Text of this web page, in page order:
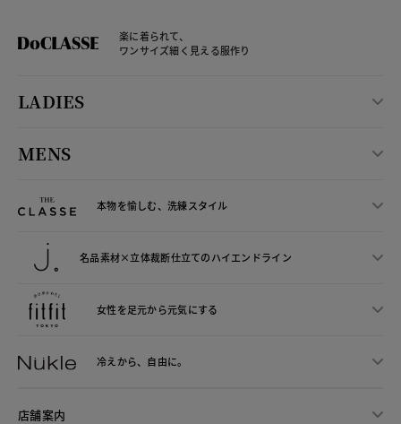
楽に着られて、
ワンサイズ細く見える服作り
LADIES
MENS
本物を愉しむ、洗練スタイル
名品素材×立体裁断仕立てのハイエンドライン
女性を足元から元気にする
冷えから、 自由に。
店舗案内